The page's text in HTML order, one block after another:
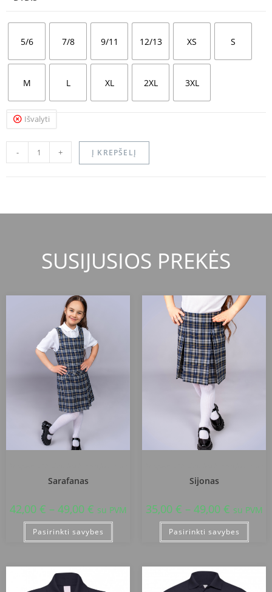
5/6 7/8 9/11 12/13 XS S
M L XL 2XL 3XL
Išvalyti
- + Į KREPŠELĮ
SUSIJUSIOS PREKĖS
Sarafanas
42,00 € – 49,00 € su PVM
Pasirinkti savybes
Sijonas
35,00 € – 49,00 € su PVM
Pasirinkti savybes